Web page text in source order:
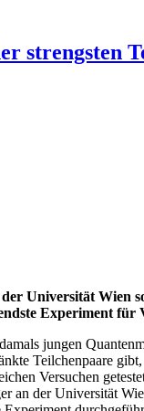
strengsten
Universität
Experiment
jungen
Teilchenpaare
Versuchen
der Universität